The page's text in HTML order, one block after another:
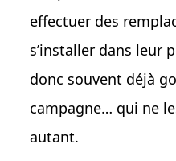
effectuer des
s’installer dans leur
donc souvent déjà
campagne… qui ne
autant.